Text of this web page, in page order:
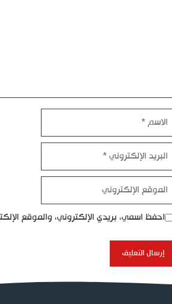
احفظ اسمي، بريدي الإلكتروني، والموقع